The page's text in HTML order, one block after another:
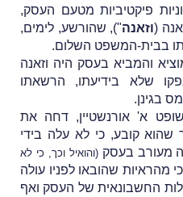
פיקטיביות מטעם העסק,
(וזאנה"), שהורשע, לימים,
בבית-המשפט השלום.
והמביא בעסק היה וזאנה
שלא בידיעתו, הרשאתו
בגינן.
א' אורנשטיין, דחה את
שהוא קובע, כי לא עלה בידי
מעורב בעסק(והואיל וכך, כי לא
מהראיות שהובאו לפניו עולה
החשבונאית של העסק ואף